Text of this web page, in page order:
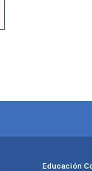
Educación